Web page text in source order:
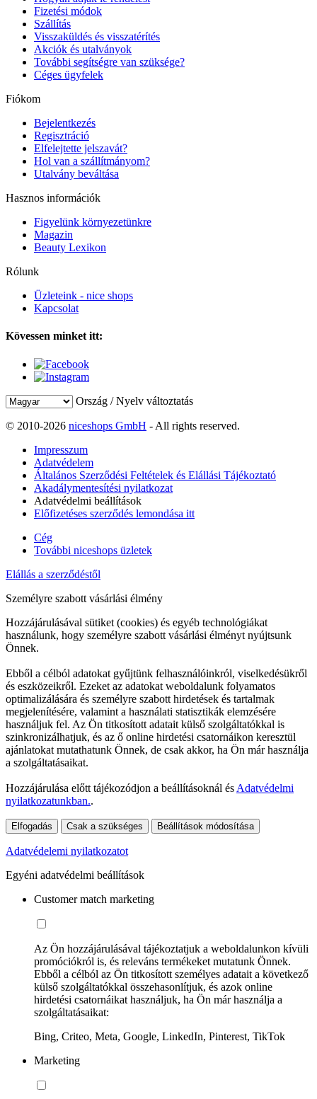
Fizetési módok
Szállítás
Visszaküldés és visszatérítés
Akciók és utalványok
További segítségre van szüksége?
Céges ügyfelek
Fiókom
Bejelentkezés
Regisztráció
Elfelejtette jelszavát?
Hol van a szállítmányom?
Utalvány beváltása
Hasznos információk
Figyelünk környezetünkre
Magazin
Beauty Lexikon
Rólunk
Üzleteink - nice shops
Kapcsolat
Kövessen minket itt:
Ország / Nyelv változtatás
© 2010-2026 niceshops GmbH - All rights reserved.
Impresszum
Adatvédelem
Általános Szerződési Feltételek és Elállási Tájékoztató
Akadálymentesítési nyilatkozat
Adatvédelmi beállítások
Előfizetéses szerződés lemondása itt
Cég
További niceshops üzletek
Elállás a szerződéstől
Személyre szabott vásárlási élmény
Hozzájárulásával sütiket (cookies) és egyéb technológiákat
használunk, hogy személyre szabott vásárlási élményt nyújtsunk
Önnek.
Ebből a célból adatokat gyűjtünk felhasználóinkról, viselkedésükről
és eszközeikről. Ezeket az adatokat weboldalunk folyamatos
optimalizálására és személyre szabott hirdetések és tartalmak
megjelenítésére, valamint a használati statisztikák elemzésére
használjuk fel. Az Ön titkosított adatait külső szolgáltatókkal is
szinkronizálhatjuk, és az ő online hirdetési csatornáikon keresztül
ajánlatokat mutathatunk Önnek, de csak akkor, ha Ön már használja
a szolgáltatásaikat.
Hozzájárulása előtt tájékozódjon a beállításoknál és Adatvédelmi
nyilatkozatunkban..
Elfogadás Csak a szükséges Beállítások módosítása
Adatvédelemi nyilatkozatot
Egyéni adatvédelmi beállítások
Customer match marketing
Az Ön hozzájárulásával tájékoztatjuk a weboldalunkon kívüli
promóciókról is, és releváns termékeket mutatunk Önnek.
Ebből a célból az Ön titkosított személyes adatait a következő
külső szolgáltatókkal összehasonlítjuk, és azok online
hirdetési csatornáikat használjuk, ha Ön már használja a
szolgáltatásaikat:
Bing, Criteo, Meta, Google, LinkedIn, Pinterest, TikTok
Marketing